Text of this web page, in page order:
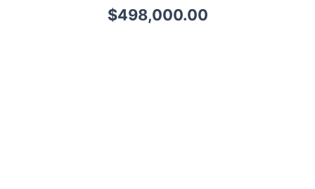
$498,000.00